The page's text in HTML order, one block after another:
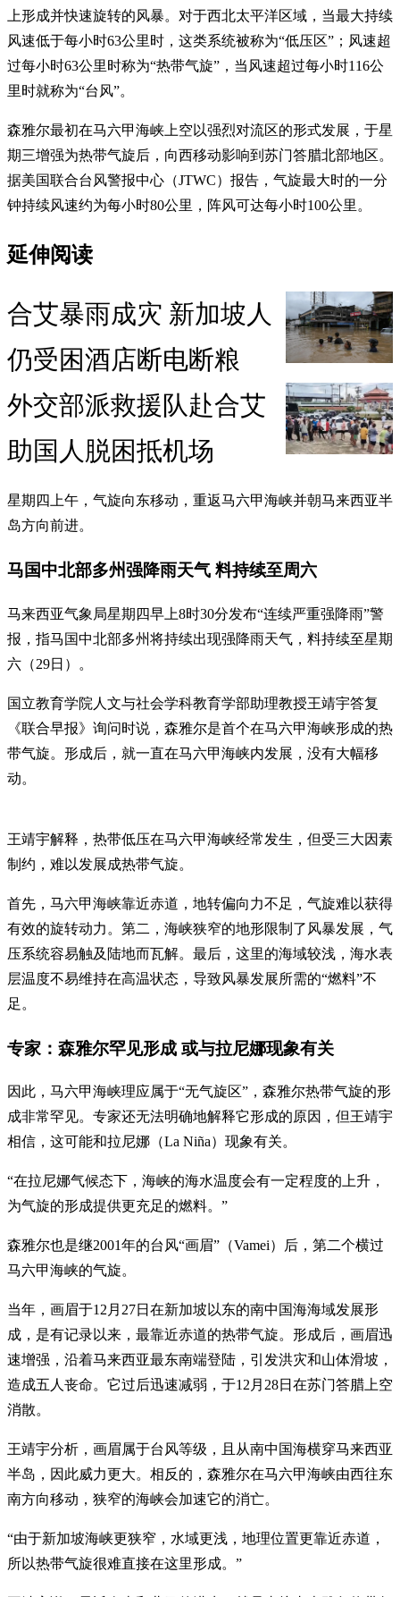
上形成并快速旋转的风暴。对于西北太平洋区域，当最大持续
风速低于每小时63公里时，这类系统被称为“低压区”；风速超
过每小时63公里时称为“热带气旋”，当风速超过每小时116公
里时就称为“台风”。
森雅尔最初在马六甲海峡上空以强烈对流区的形式发展，于星
期三增强为热带气旋后，向西移动影响到苏门答腊北部地区。
据美国联合台风警报中心（JTWC）报告，气旋最大时的一分
钟持续风速约为每小时80公里，阵风可达每小时100公里。
延伸阅读
合艾暴雨成灾 新加坡人
仍受困酒店断电断粮
外交部派救援队赴合艾
助国人脱困抵机场
星期四上午，气旋向东移动，重返马六甲海峡并朝马来西亚半
岛方向前进。
马国中北部多州强降雨天气 料持续至周六
马来西亚气象局星期四早上8时30分发布“连续严重强降雨”警
报，指马国中北部多州将持续出现强降雨天气，料持续至星期
六（29日）。
国立教育学院人文与社会学科教育学部助理教授王靖宇答复
《联合早报》询问时说，森雅尔是首个在马六甲海峡形成的热
带气旋。形成后，就一直在马六甲海峡内发展，没有大幅移
动。
王靖宇解释，热带低压在马六甲海峡经常发生，但受三大因素
制约，难以发展成热带气旋。
首先，马六甲海峡靠近赤道，地转偏向力不足，气旋难以获得
有效的旋转动力。第二，海峡狭窄的地形限制了风暴发展，气
压系统容易触及陆地而瓦解。最后，这里的海域较浅，海水表
层温度不易维持在高温状态，导致风暴发展所需的“燃料”不
足。
专家：森雅尔罕见形成 或与拉尼娜现象有关
因此，马六甲海峡理应属于“无气旋区”，森雅尔热带气旋的形
成非常罕见。专家还无法明确地解释它形成的原因，但王靖宇
相信，这可能和拉尼娜（La Niña）现象有关。
“在拉尼娜气候态下，海峡的海水温度会有一定程度的上升，
为气旋的形成提供更充足的燃料。”
森雅尔也是继2001年的台风“画眉”（Vamei）后，第二个横过
马六甲海峡的气旋。
当年，画眉于12月27日在新加坡以东的南中国海海域发展形
成，是有记录以来，最靠近赤道的热带气旋。形成后，画眉迅
速增强，沿着马来西亚最东南端登陆，引发洪灾和山体滑坡，
造成五人丧命。它过后迅速减弱，于12月28日在苏门答腊上空
消散。
王靖宇分析，画眉属于台风等级，且从南中国海横穿马来西亚
半岛，因此威力更大。相反的，森雅尔在马六甲海峡由西往东
南方向移动，狭窄的海峡会加速它的消亡。
“由于新加坡海峡更狭窄，水域更浅，地理位置更靠近赤道，
所以热带气旋很难直接在这里形成。”